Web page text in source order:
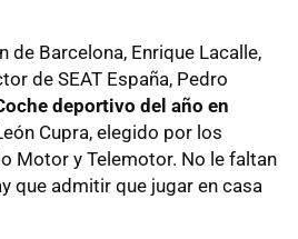
de Barcelona, Enrique Lacalle,
de SEAT España, Pedro
deportivo del año en
Cupra, elegido por los
Motor y Telemotor. No le faltan
que admitir que jugar en casa